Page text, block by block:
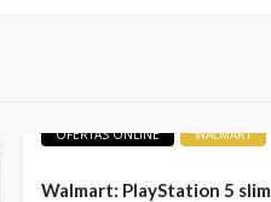
OFERTAS ONLINE
WALMART
Walmart: PlayStation 5 slim